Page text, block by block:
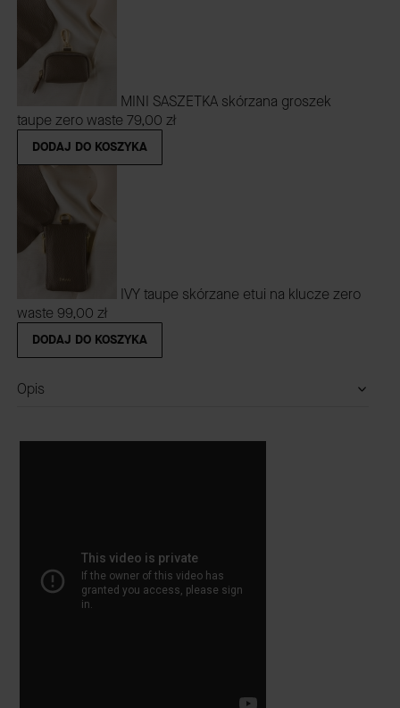
MINI SASZETKA skórzana groszek
taupe zero waste 79,00 zł
DODAJ DO KOSZYKA
IVY taupe skórzane etui na klucze zero
waste 99,00 zł
DODAJ DO KOSZYKA
Opis